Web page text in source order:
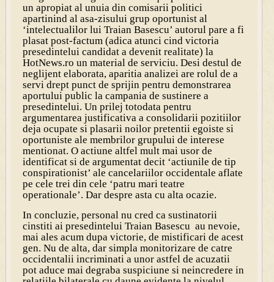
un apropiat al unuia din comisarii politici
apartinind al asa-zisului grup oportunist al
‘intelectualilor lui Traian Basescu’ autorul pare a fi
plasat post-factum (adica atunci cind victoria
presedintelui candidat a devenit realitate) la
HotNews.ro un material de serviciu. Desi destul de
neglijent elaborata, aparitia analizei are rolul de a
servi drept punct de sprijin pentru demonstrarea
aportului public la campania de sustinere a
presedintelui. Un prilej totodata pentru
argumentarea justificativa a consolidarii pozitiilor
deja ocupate si plasarii noilor pretentii egoiste si
oportuniste ale membrilor grupului de interese
mentionat. O actiune altfel mult mai usor de
identificat si de argumentat decit ‘actiunile de tip
conspirationist’ ale cancelariilor occidentale aflate
pe cele trei din cele ‘patru mari teatre
operationale’. Dar despre asta cu alta ocazie.
In concluzie, personal nu cred ca sustinatorii
cinstiti ai presedintelui Traian Basescu au nevoie,
mai ales acum dupa victorie, de mistificari de acest
gen. Nu de alta, dar simpla monitorizare de catre
occidentalii incriminati a unor astfel de acuzatii
pot aduce mai degraba suspiciune si neincredere in